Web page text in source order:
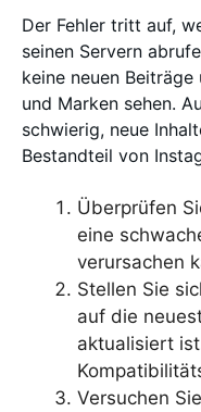
Der Fehler tritt auf,
seinen Servern
keine neuen
und Marken sehen.
schwierig, neue
Bestandteil von
Überprüfen
eine
verursachen
Stellen Sie
auf die
aktualisiert
Versuchen